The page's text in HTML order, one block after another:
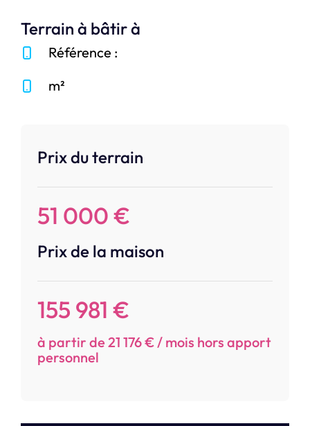
Prix du terrain
51 000 €
Prix de la maison
155 981 €
à partir de 21 176 € / mois hors apport
personnel
Terrain à bâtir à
Référence :
m²